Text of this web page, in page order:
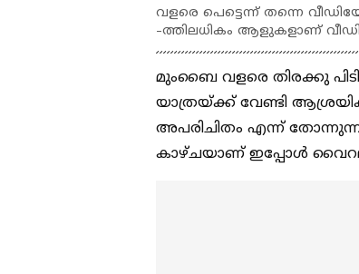
വളരെ പെട്ടെന്ന് തന്നെ
-ത്തിലധികം ആളുകളാണ്
മുംബൈ വളരെ തിരക്കു
യാത്രയ്ക്ക് വേണ്ടി
അപരിചിതം എന്ന്
കാഴ്ചയാണ് ഇപ്പോൾ